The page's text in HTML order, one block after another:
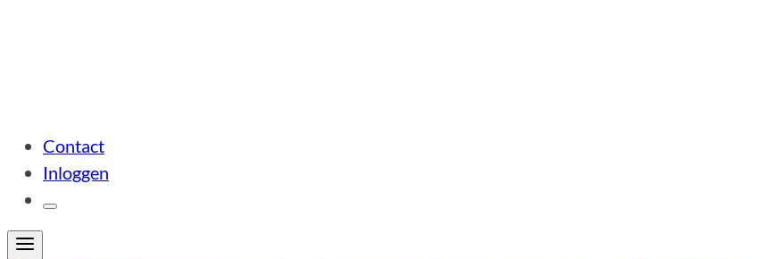
Contact
Inloggen